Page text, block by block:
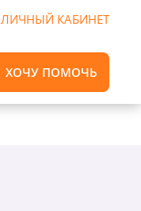
ЛИЧНЫЙ КАБИНЕТ
ХОЧУ ПОМОЧЬ